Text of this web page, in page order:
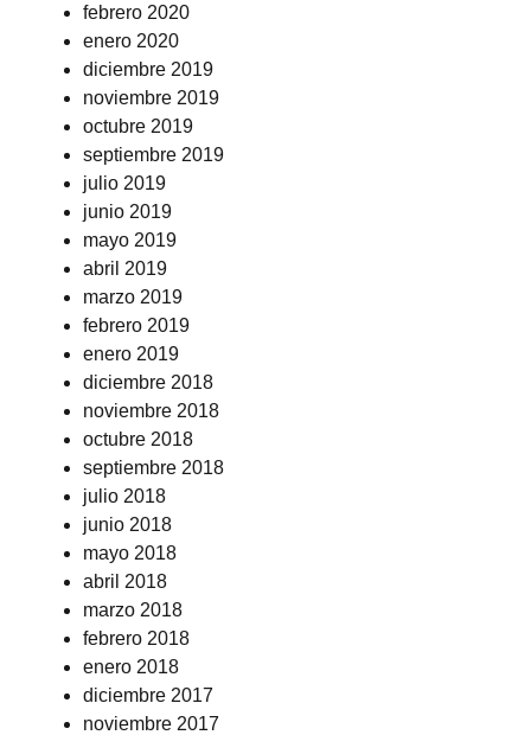
febrero 2020
enero 2020
diciembre 2019
noviembre 2019
octubre 2019
septiembre 2019
julio 2019
junio 2019
mayo 2019
abril 2019
marzo 2019
febrero 2019
enero 2019
diciembre 2018
noviembre 2018
octubre 2018
septiembre 2018
julio 2018
junio 2018
mayo 2018
abril 2018
marzo 2018
febrero 2018
enero 2018
diciembre 2017
noviembre 2017